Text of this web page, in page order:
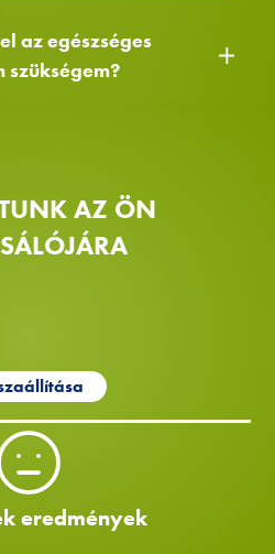
az egészséges
szükségem?
AZ ÖN
eredmények